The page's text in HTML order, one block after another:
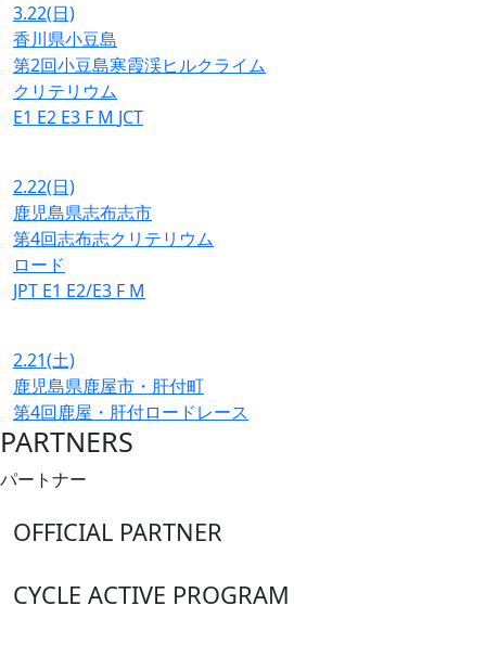
3.22(日)
香川県小豆島
第2回小豆島寒霞渓ヒルクライム
クリテリウム
E1 E2 E3 F M JCT
2.22(日)
鹿児島県志布志市
第4回志布志クリテリウム
ロード
JPT E1 E2/E3 F M
2.21(土)
鹿児島県鹿屋市・肝付町
第4回鹿屋・肝付ロードレース
PARTNERS
パートナー
OFFICIAL PARTNER
CYCLE ACTIVE PROGRAM